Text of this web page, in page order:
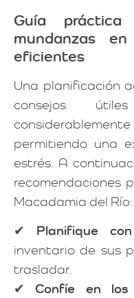
Guía
mundanzas
eficientes
Una planificación
consejos
permitiendo una
estrés. A
recomendaciones
Macadamia del Río:
✔ Planifique
inventario de sus
trasladar.
✔Confíe en los